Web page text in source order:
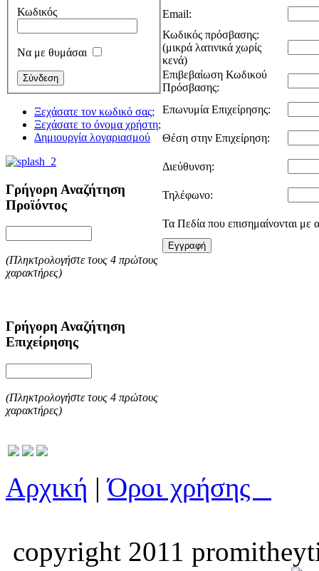
Κωδικός
Να με θυμάσαι
Ξεχάσατε τον κωδικό σας;
Ξεχάσατε το όνομα χρήστη;
Δημιουργία λογαριασμού
Γρήγορη Αναζήτηση
Προϊόντος
(Πληκτρολογήστε τους 4 πρώτους
χαρακτήρες)
Γρήγορη Αναζήτηση
Επιχείρησης
(Πληκτρολογήστε τους 4 πρώτους
χαρακτήρες)
Email:
Κωδικός πρόσβασης:
(μικρά λατινικά χωρίς
κενά)
Επιβεβαίωση Κωδικού
Πρόσβασης:
Επωνυμία Επιχείρησης:
Θέση στην Επιχείρηση:
Διεύθυνση:
Τηλέφωνο:
Τα Πεδία που επισημαίνονται με
Εγγραφή
Αρχική |Όροι χρήσης
copyright 2011